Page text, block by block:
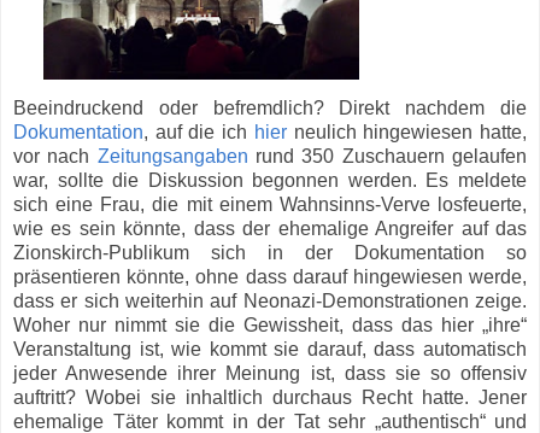
Beeindruckend oder befremdlich? Direkt nachdem die
Dokumentation, auf die ich hierneulich hingewiesen hatte,
vor nach Zeitungsangaben rund 350 Zuschauern gelaufen
war, sollte die Diskussion begonnen werden. Es meldete
sich eine Frau, die mit einem Wahnsinns-Verve losfeuerte,
wie es sein könnte, dass der ehemalige Angreifer auf das
Zionskirch-Publikum sich in der Dokumentation so
präsentieren könnte, ohne dass darauf hingewiesen werde,
dass er sich weiterhin auf Neonazi-Demonstrationen zeige.
Woher nur nimmt sie die Gewissheit, dass das hier „ihre“
Veranstaltung ist, wie kommt sie darauf, dass automatisch
jeder Anwesende ihrer Meinung ist, dass sie so offensiv
auftritt? Wobei sie inhaltlich durchaus Recht hatte. Jener
ehemalige Täter kommt in der Tat sehr „authentisch“ und